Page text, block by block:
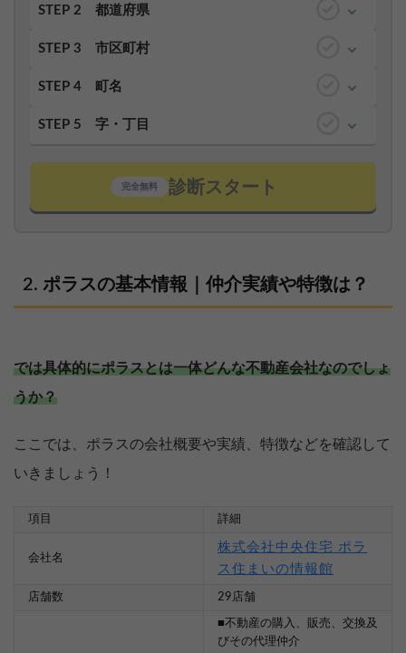
STEP 2 都道府県
STEP 3 市区町村
STEP 4 町名
STEP 5 字・丁目
完全無料 診断スタート
ポラスの基本情報｜仲介実績や特徴は？
では具体的にポラスとは一体どんな不動産会社なのでしょ
うか？
ここでは、ポラスの会社概要や実績、特徴などを確認して
いきましょう！
項目 詳細
会社名
株式会社中央住宅 ポラ
ス住まいの情報館
店舗数 29店舗
■不動産の購入、販売、交換及
びその代理仲介